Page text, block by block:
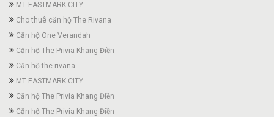
MT EASTMARK CITY
Cho thuê căn hộ The Rivana
Căn hộ One Verandah
Căn hộ The Privia Khang Điền
Căn hộ the rivana
MT EASTMARK CITY
Căn hộ The Privia Khang Điền
Căn hộ The Privia Khang Điền